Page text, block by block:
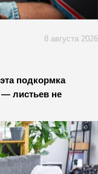
8 августа 2026
подкормка
листьев не